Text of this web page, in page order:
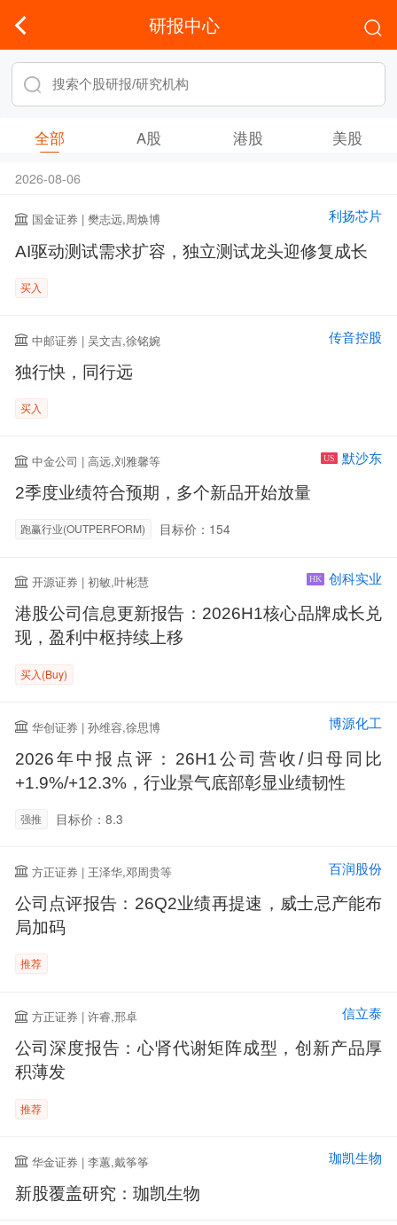
研报中心
全部 A股 港股 美股
2026-08-06
国金证券 | 樊志远,周焕博 利扬芯片
AI驱动测试需求扩容，独立测试龙头迎修复成长
买入
中邮证券 | 吴文吉,徐铭婉 传音控股
独行快，同行远
买入
中金公司 | 高远,刘雅馨等 US 默沙东
2季度业绩符合预期，多个新品开始放量
跑赢行业(OUTPERFORM) 目标价：154
开源证券 | 初敏,叶彬慧 HK 创科实业
港股公司信息更新报告：2026H1核心品牌成长兑
现，盈利中枢持续上移
买入(Buy)
华创证券 | 孙维容,徐思博 博源化工
2026年中报点评：26H1公司营收/归母同比
+1.9%/+12.3%，行业景气底部彰显业绩韧性
强推 目标价：8.3
方正证券 | 王泽华,邓周贵等 百润股份
公司点评报告：26Q2业绩再提速，威士忌产能布
局加码
推荐
方正证券 | 许睿,邢卓 信立泰
公司深度报告：心肾代谢矩阵成型，创新产品厚
积薄发
推荐
华金证券 | 李蕙,戴筝筝 珈凯生物
新股覆盖研究：珈凯生物